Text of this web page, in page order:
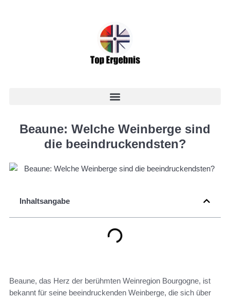
Beaune: Welche Weinberge sind
die beeindruckendsten?
Inhaltsangabe
Beaune, das Herz der berühmten Weinregion Bourgogne, ist
bekannt für seine beeindruckenden Weinberge, die sich über